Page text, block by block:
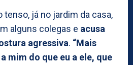
já no jardim da casa,
alguns colegas e acusa
agressiva. “Mais
mim do que eu a ele, que